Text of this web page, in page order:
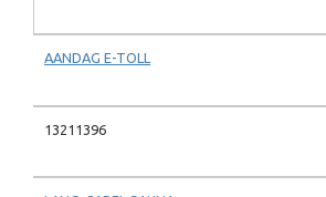
AANDAG E-TOLL
13211396